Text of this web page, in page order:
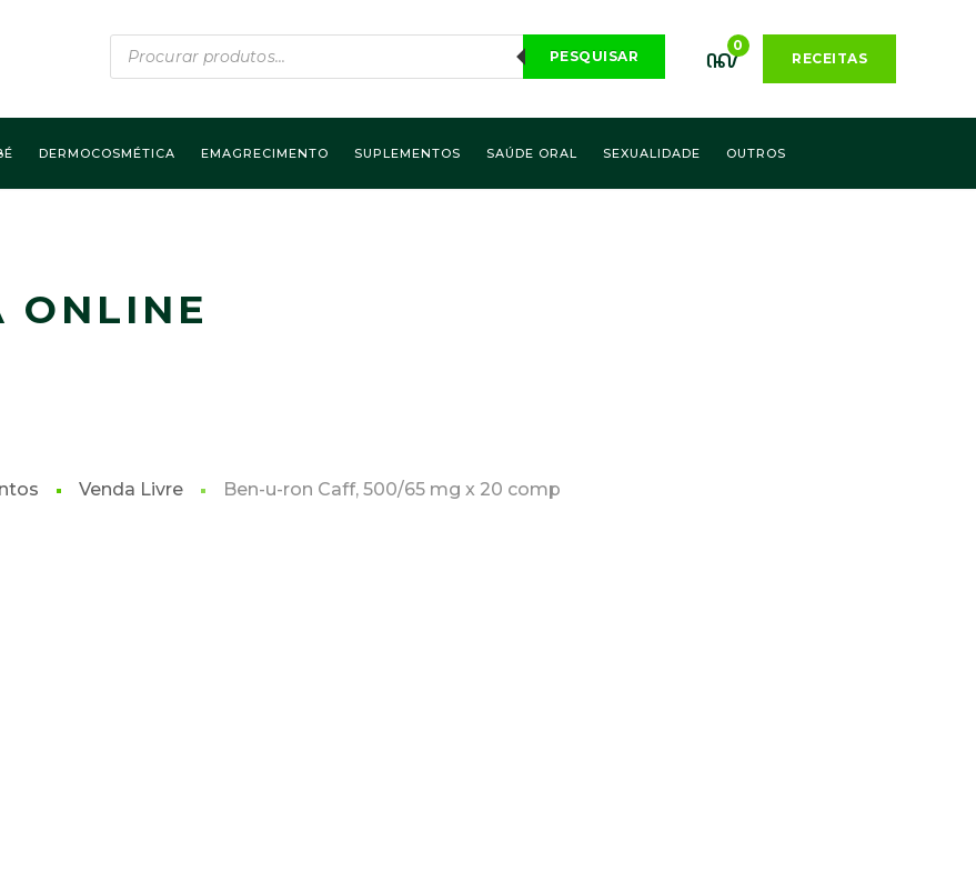
RECEITAS
0
Products
search
PESQUISAR
DERMOCOSMÉTICA EMAGRECIMENTO SUPLEMENTOS SAÚDE ORAL SEXUALIDADE OUTROS
ONLINE
Venda Livre Ben-u-ron Caff, 500/65 mg x 20 comp